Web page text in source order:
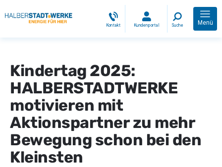
Kontakt Kundenportal Suche Menü
Kindertag 2025:
HALBERSTADTWERKE
motivieren mit
Aktionspartner zu mehr
Bewegung schon bei den
Kleinsten